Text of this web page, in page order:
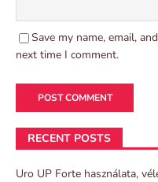
Save my name, email,
next time I comment.
RECENT POSTS
Uro UP Forte használata,